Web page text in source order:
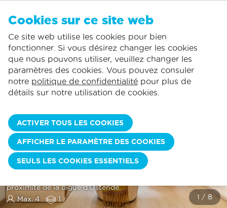
Comprend la consommation normale*
La plus grande offre de location de vacances
Des jours d'arrivée flexibles
Vous pouvez ajouter des hébergements à vos favoris en cliquant sur le
klikken.
St.-Idesbald:
Koksijde:
Oostduinkerke:
Wenduine:
Blankenberge:
PALACE 0102
proximité de la digue d’Ostende.
Max. 4
1
Cookies sur ce site web
Ce site web utilise les cookies pour bien
fonctionner. Si vous désirez changer les cookies
que nous pouvons utiliser, veuillez changer les
paramètres des cookies. Vous pouvez consuler
notre politique de confidentialité pour plus de
détails sur notre utilisation de cookies.
ACTIVER TOUS LES COOKIES
AFFICHER LE PARAMÈTRE DES COOKIES
SEULS LES COOKIES ESSENTIELS